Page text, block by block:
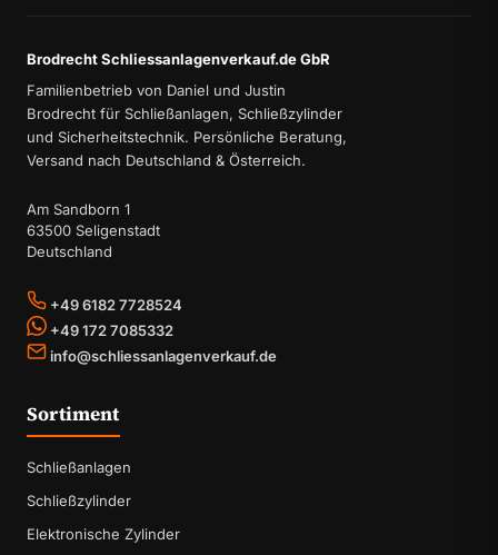
Brodrecht Schliessanlagenverkauf.de GbR
Familienbetrieb von Daniel und Justin
Brodrecht für Schließanlagen, Schließzylinder
und Sicherheitstechnik. Persönliche Beratung,
Versand nach Deutschland & Österreich.
Am Sandborn 1
63500 Seligenstadt
Deutschland
+49 6182 7728524
+49 172 7085332
info@schliessanlagenverkauf.de
Sortiment
Schließanlagen
Schließzylinder
Elektronische Zylinder